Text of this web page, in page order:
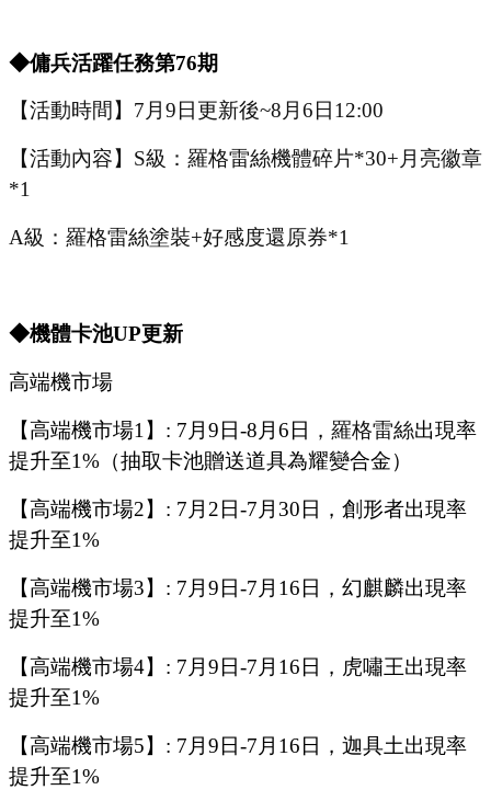
◆傭兵活躍任務第76期
【活動時間】 7月 9 日更新後~8月 6 日 12:00
【活動內容】 S級：羅格雷絲機體碎片*30+月亮徽章
*1
A級：羅格雷絲塗裝+好感度還原券*1
◆機體卡池UP更新
高端機市場
【高端機市場1】 : 7月 9 日-8月 6 日， 羅格雷絲出現率
提升至1% （抽取卡池贈送道具為耀變合金）
【高端機市場2】 : 7月 2 日-7月 30 日， 創形者出現率
提升至1%
【高端機市場3】 : 7月 9 日-7月 16 日， 幻麒麟出現率
提升至1%
【高端機市場4】 : 7月 9 日-7月 16 日， 虎嘯王出現率
提升至1%
【高端機市場5】 : 7月 9 日-7月 16 日，迦具土出現率
提升至1%